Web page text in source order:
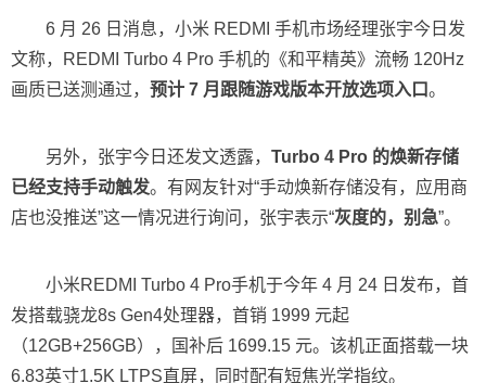
6 月 26 日消息，小米 REDMI 手机市场经理张宇今日发
文称，REDMI Turbo 4 Pro 手机的《和平精英》流畅 120Hz
画质已送测通过， 预计 7 月跟随游戏版本开放选项入口。
另外，张宇今日还发文透露， Turbo 4 Pro 的焕新存储
已经支持手动触发。有网友针对“手动焕新存储没有，应用商
店也没推送”这一情况进行询问，张宇表示“灰度的，别急”。
小米REDMI Turbo 4 Pro手机于今年 4 月 24 日发布，首
发搭载骁龙8s Gen4处理器，首销 1999 元起
（12GB+256GB），国补后 1699.15 元。该机正面搭载一块
6.83英寸1.5K LTPS直屏，同时配有短焦光学指纹。